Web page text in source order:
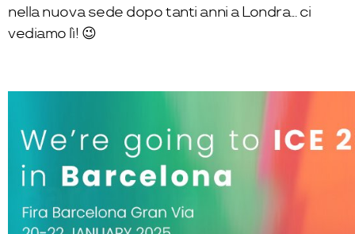
nella nuova sede dopo tanti anni a Londra... ci
vediamo lì! 😉